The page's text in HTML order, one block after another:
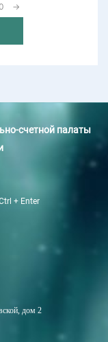
→
счетной палаты
+ Enter
дом 2